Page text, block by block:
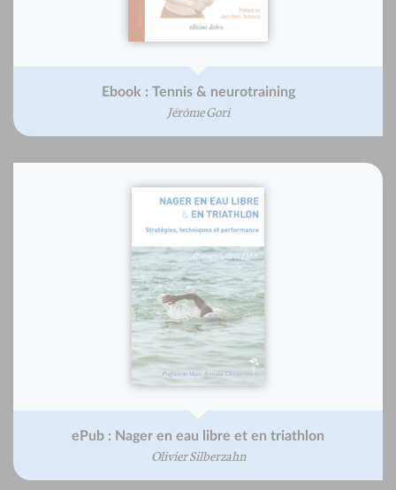
Ebook : Tennis & neurotraining
Jérôme Gori
ePub : Nager en eau libre et en triathlon
Olivier Silberzahn